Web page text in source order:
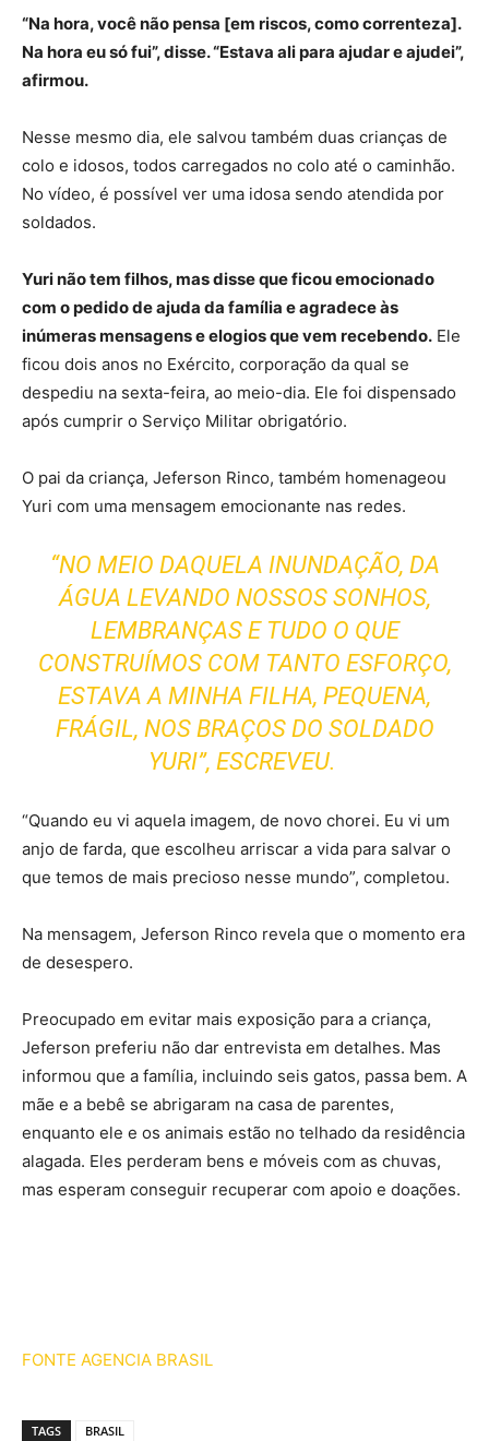
“Na hora, você não pensa [em riscos, como correnteza].
Na hora eu só fui”, disse. “Estava ali para ajudar e ajudei”,
afirmou.
Nesse mesmo dia, ele salvou também duas crianças de
colo e idosos, todos carregados no colo até o caminhão.
No vídeo, é possível ver uma idosa sendo atendida por
soldados.
Yuri não tem filhos, mas disse que ficou emocionado
com o pedido de ajuda da família e agradece às
inúmeras mensagens e elogios que vem recebendo. Ele
ficou dois anos no Exército, corporação da qual se
despediu na sexta-feira, ao meio-dia. Ele foi dispensado
após cumprir o Serviço Militar obrigatório.
O pai da criança, Jeferson Rinco, também homenageou
Yuri com uma mensagem emocionante nas redes.
“NO MEIO DAQUELA INUNDAÇÃO, DA
ÁGUA LEVANDO NOSSOS SONHOS,
LEMBRANÇAS E TUDO O QUE
CONSTRUÍMOS COM TANTO ESFORÇO,
ESTAVA A MINHA FILHA, PEQUENA,
FRÁGIL, NOS BRAÇOS DO SOLDADO
YURI”, ESCREVEU.
“Quando eu vi aquela imagem, de novo chorei. Eu vi um
anjo de farda, que escolheu arriscar a vida para salvar o
que temos de mais precioso nesse mundo”, completou.
Na mensagem, Jeferson Rinco revela que o momento era
de desespero.
Preocupado em evitar mais exposição para a criança,
Jeferson preferiu não dar entrevista em detalhes. Mas
informou que a família, incluindo seis gatos, passa bem. A
mãe e a bebê se abrigaram na casa de parentes,
enquanto ele e os animais estão no telhado da residência
alagada. Eles perderam bens e móveis com as chuvas,
mas esperam conseguir recuperar com apoio e doações.
FONTE AGENCIA BRASIL
TAGS BRASIL